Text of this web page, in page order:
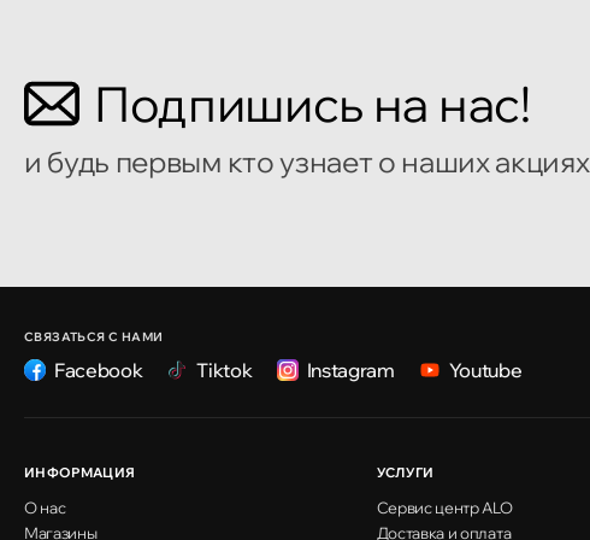
улица Алеку Руссо 1
Кишинёв
Подпишись на нас!
и будь первым кто узнает о наших акциях
СВЯЗАТЬСЯ С НАМИ
Facebook Tiktok Instagram Youtube
ИНФОРМАЦИЯ
О нас
Магазины
УСЛУГИ
Сервис центр ALO
Доставка и оплата